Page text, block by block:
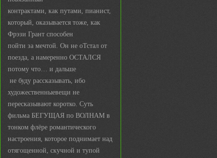
контрактами, как путами, пианист,
который, оказывается тоже, как
Фрэзи Грант способен
пойти за мечтой. Он не оТстал от
поезда, а намеренно ОСТАЛСЯ
потому что… и дальше
не буду рассказывать, ибо
художественныевещи не
пересказывают коротко. Суть
фильма БЕГУЩАЯ по ВОЛНАМ в
тонком флёре романтического
настроения, которое поднимает над
отягощенной, скучной и тупой